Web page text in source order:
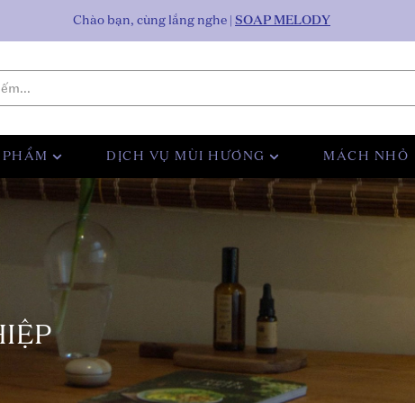
Chào bạn, cùng lắng nghe SOAP MELODY
PHẨM DỊCH VỤ MÙI HƯƠNG MÁCH NHỎ